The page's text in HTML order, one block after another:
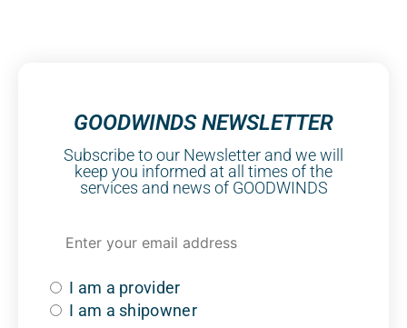
GOODWINDS NEWSLETTER
Subscribe to our Newsletter and we will
keep you informed at all times of the
services and news of GOODWINDS
I am a provider
I am a shipowner